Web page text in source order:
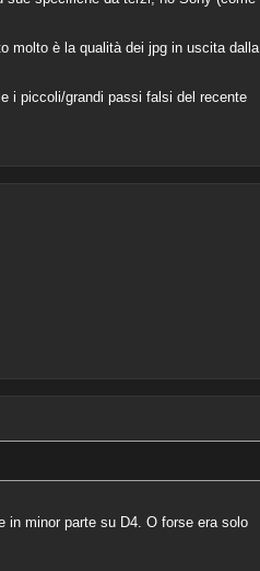
molto è la qualità dei jpg in uscita dalla
i piccoli/grandi passi falsi del recente
in minor parte su D4. O forse era solo